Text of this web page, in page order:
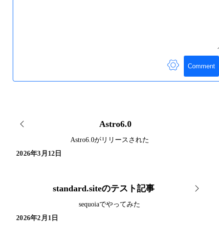
Comment
Astro6.0
Astro6.0がリリースされた
2026年3月12日
standard.siteのテスト記事
sequoiaでやってみた
2026年2月1日